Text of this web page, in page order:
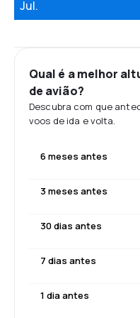
Jul.
Qual é a melhor
de avião?
Descubra com que
voos de ida e volta.
6 meses antes
3 meses antes
30 dias antes
7 dias antes
1 dia antes